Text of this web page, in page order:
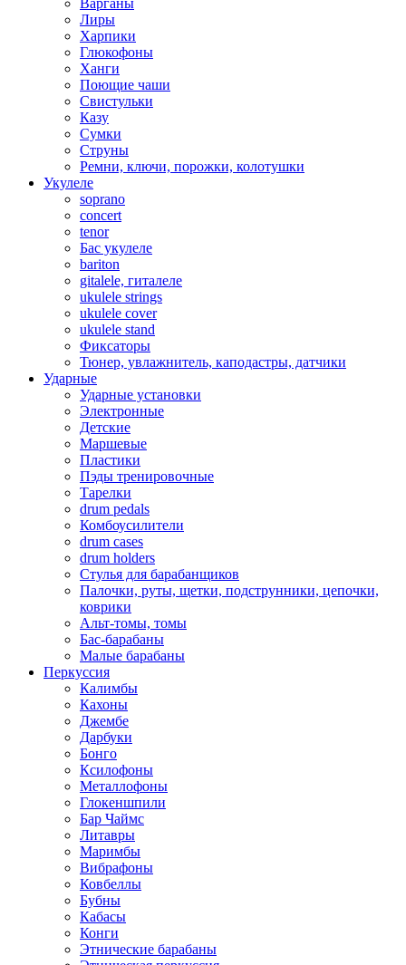
Варганы
Лиры
Харпики
Глюкофоны
Ханги
Поющие чаши
Свистульки
Казу
Сумки
Струны
Ремни, ключи, порожки, колотушки
Укулеле
soprano
concert
tenor
Бас укулеле
bariton
gitalele, гиталеле
ukulele strings
ukulele cover
ukulele stand
Фиксаторы
Тюнер, увлажнитель, каподастры, датчики
Ударные
Ударные установки
Электронные
Детские
Маршевые
Пластики
Пэды тренировочные
Тарелки
drum pedals
Комбоусилители
drum cases
drum holders
Стулья для барабанщиков
Палочки, руты, щетки, подструнники, цепочки,
коврики
Альт-томы, томы
Бас-барабаны
Малые барабаны
Перкуссия
Калимбы
Кахоны
Джембе
Дарбуки
Бонго
Ксилофоны
Металлофоны
Глокеншпили
Бар Чаймс
Литавры
Маримбы
Вибрафоны
Ковбеллы
Бубны
Кабасы
Конги
Этнические барабаны